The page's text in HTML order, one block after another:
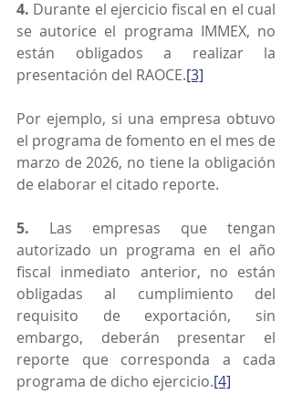
4. Durante el ejercicio fiscal en el cual
se autorice el programa IMMEX, no
están obligados a realizar la
presentación del RAOCE.[3]
Por ejemplo, si una empresa obtuvo
el programa de fomento en el mes de
marzo de 2026, no tiene la obligación
de elaborar el citado reporte.
5. Las empresas que tengan
autorizado un programa en el año
fiscal inmediato anterior, no están
obligadas al cumplimiento del
requisito de exportación, sin
embargo, deberán presentar el
reporte que corresponda a cada
programa de dicho ejercicio.[4]